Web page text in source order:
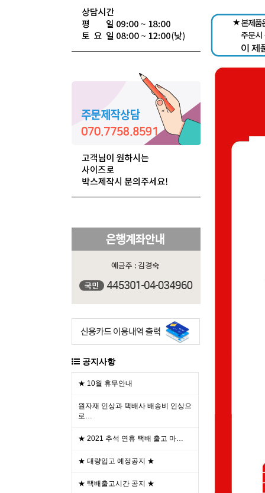
공지사항
★ 10월 휴무안내
원자재 인상과 택배사 배송비 인상으
로…
★ 2021 추석 연휴 택배 출고 마…
★ 대량입고 예정공지 ★
★ 택배출고시간 공지 ★